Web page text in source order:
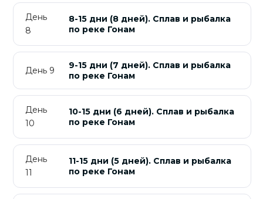
День
8
8-15 дни (8 дней). Сплав и рыбалка
по реке Гонам
День 9
9-15 дни (7 дней). Сплав и рыбалка
по реке Гонам
День
10
10-15 дни (6 дней). Сплав и рыбалка
по реке Гонам
День
11
11-15 дни (5 дней). Сплав и рыбалка
по реке Гонам